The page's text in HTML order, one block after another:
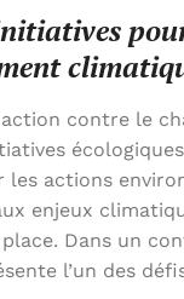
action contre le
actions
enjeux
Dans un
l’un des